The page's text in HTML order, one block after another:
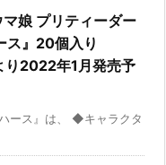
マ娘 プリティーダー
ス』20個入り
り2022年1月発売予
ース』は、 ◆キャラクタ